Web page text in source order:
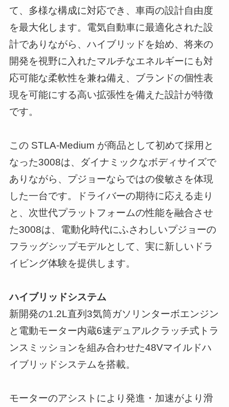
て、多様な構成に対応でき、車両の設計自由度
を最大化します。電気自動車に最適化された設
計でありながら、ハイブリッドを始め、将来の
開発を視野に入れたマルチなエネルギーにも対
応可能な柔軟性を兼ね備え、ブランドの個性表
現を可能にする高い拡張性を備えた設計が特徴
です。
この STLA-Medium が商品として初めて採用と
なった3008は、ダイナミックなボディサイズで
ありながら、プジョーならではの俊敏さを体現
した一台です。ドライバーの期待に応える走り
と、次世代プラットフォームの性能を融合させ
た3008は、電動化時代にふさわしいプジョーの
フラッグシップモデルとして、実に新しいドラ
イビング体験を提供します。
ハイブリッドシステム
新開発の1.2L直列3気筒ガソリンターボエンジン
と電動モーター内蔵6速デュアルクラッチ式トラ
ンスミッションを組み合わせた48Vマイルドハ
イブリッドシステムを搭載。
モーターのアシストにより発進・加速がより滑